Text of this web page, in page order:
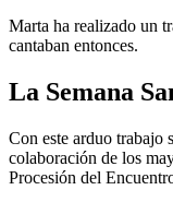
Marta ha realizado un
cantaban entonces.
La Semana
Con este arduo trabajo
colaboración de los
Procesión del